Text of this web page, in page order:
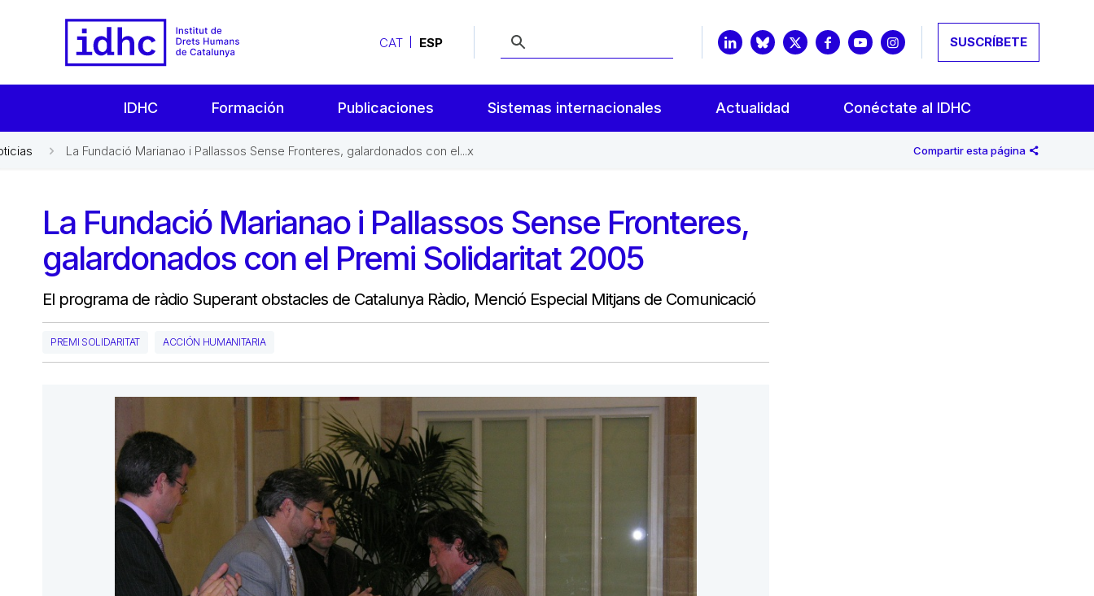
CAT ESP SUSCRÍBETE
IDHC Formación Publicaciones Sistemas internacionales Actualidad Conéctate al IDHC
La Fundació Marianao i Pallassos Sense Fronteres, galardonados con el...x Compartir esta página
La Fundació Marianao i Pallassos Sense Fronteres,
galardonados con el Premi Solidaritat 2005
El programa de ràdio Superant obstacles de Catalunya Ràdio, Menció Especial Mitjans de Comunicació
PREMI SOLIDARITAT ACCIÓN HUMANITARIA